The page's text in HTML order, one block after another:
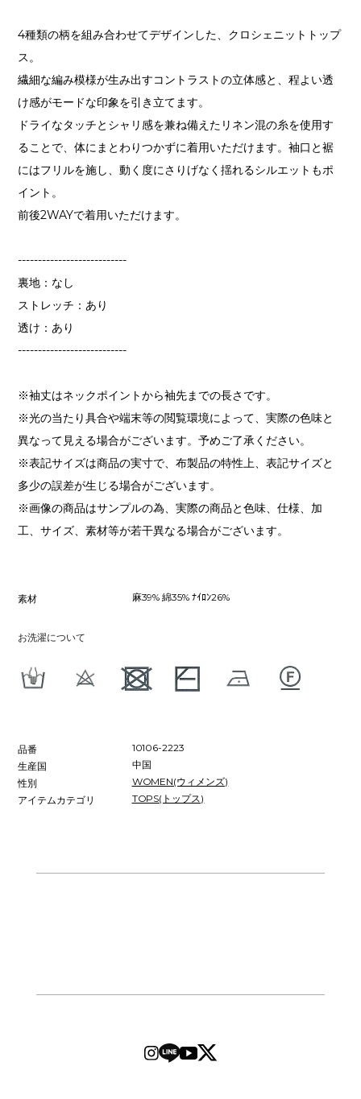
4種類の柄を組み合わせてデザインした、クロシェニットトップ
ス。
繊細な編み模様が生み出すコントラストの立体感と、程よい透
け感がモードな印象を引き立てます。
ドライなタッチとシャリ感を兼ね備えたリネン混の糸を使用す
ることで、体にまとわりつかずに着用いただけます。袖口と裾
にはフリルを施し、動く度にさりげなく揺れるシルエットもポ
イント。
前後2WAYで着用いただけます。
---------------------------
裏地：なし
ストレッチ：あり
透け：あり
---------------------------
※袖丈はネックポイントから袖先までの長さです。
※光の当たり具合や端末等の閲覧環境によって、実際の色味と
異なって見える場合がございます。予めご了承ください。
※表記サイズは商品の実寸で、布製品の特性上、表記サイズと
多少の誤差が生じる場合がございます。
※画像の商品はサンプルの為、実際の商品と色味、仕様、加
工、サイズ、素材等が若干異なる場合がございます。
素材 麻39% 綿35% ﾅｲﾛﾝ26%
お洗濯について
品番
10106-2223
生産国
中国
性別
WOMEN(ウィメンズ)
アイテムカテゴリ
TOPS(トップス)